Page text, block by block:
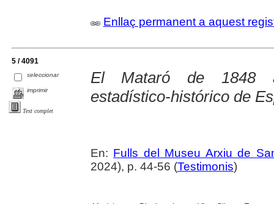
Enllaç permanent a aquest
5 / 4091
seleccionar
imprimir
Text complet
El Mataró de 1848
estadístico-histórico de
En: Fulls del Museu Arxiu de
2024), p. 44-56 (Testimonis)